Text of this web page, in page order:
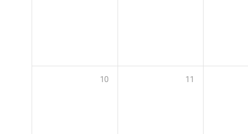
10 11